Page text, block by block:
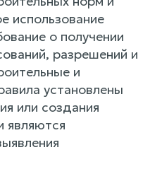
использование
о получении
разрешений и
и
установлены
или создания
являются